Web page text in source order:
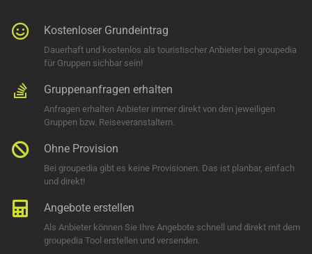
Kostenloser Grundeintrag
Dauerhaft und kostenlos als touristischer Anbieter bei groupedia
für Gruppen sichbar sein!
Gruppenanfragen erhalten
Anfragen erhalten Anbieter immer direkt von den jeweiligen
Gruppen bzw. Reiseveranstaltern.
Ohne Provision
Bei groupedia gibt es keine Provisionen. Das ist planbar, einfach
und direkt!
Angebote erstellen
Als Anbieter können Sie Ihre Angebote schnell und direkt mit dem
groupedia Tool erstellen und versenden.